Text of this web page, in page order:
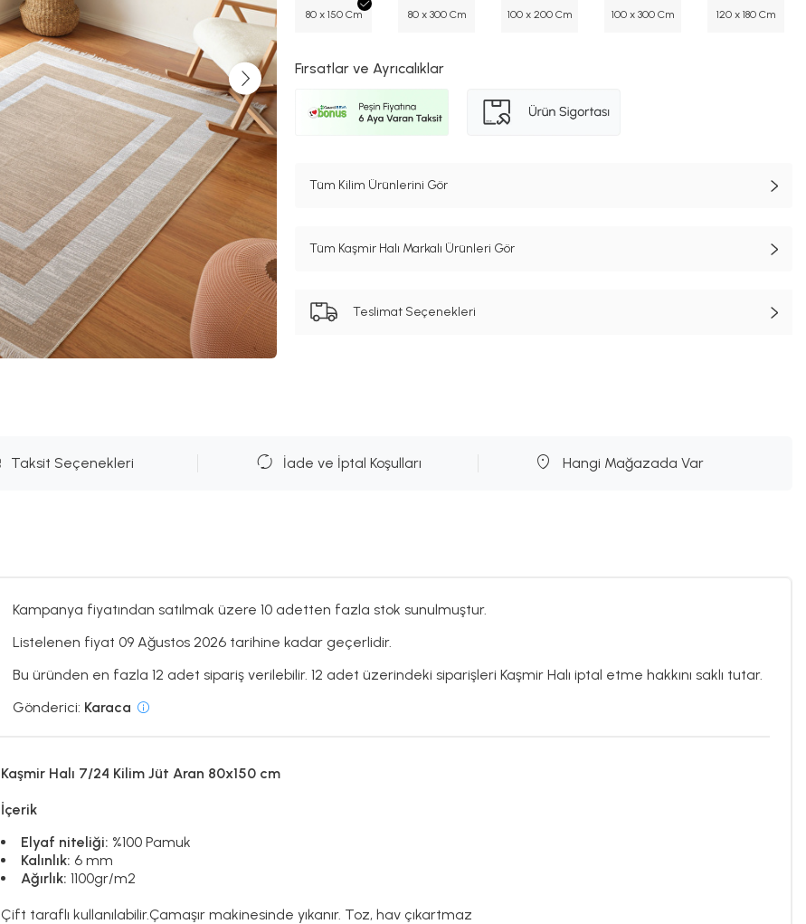
80 x 150 Cm 80 x 300 Cm 100 x 200 Cm 100 x 300 Cm 120 x 180 Cm
Fırsatlar ve Ayrıcalıklar
Tüm Kilim Ürünlerini Gör
Tüm Kaşmir Halı Markalı Ürünleri Gör
Teslimat Seçenekleri
Taksit Seçenekleri İade ve İptal Koşulları Hangi Mağazada Var
Kampanya fiyatından satılmak üzere 10 adetten fazla stok sunulmuştur.
Listelenen fiyat 09 Ağustos 2026 tarihine kadar geçerlidir.
Bu üründen en fazla 12 adet sipariş verilebilir. 12 adet üzerindeki siparişleri Kaşmir Halı iptal etme hakkını saklı tutar.
Gönderici: Karaca
Kaşmir Halı 7/24 Kilim Jüt Aran 80x150 cm
İçerik
Elyaf niteliği: %100 Pamuk
Kalınlık: 6 mm
Ağırlık: 1100gr/m2
Çift taraflı kullanılabilir.Çamaşır makinesinde yıkanır. Toz, hav çıkartmaz